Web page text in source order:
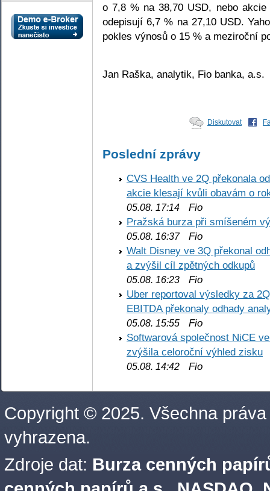
o 7,8 % na 38,70 USD, nebo
odepisují 6,7 % na 27,10 USD.
pokles výnosů o 15 % a meziroční
Jan Raška, analytik, Fio banka, a.s.
Diskutovat
Poslední zprávy
CVS Health ve 2Q překonala
akcie klesají kvůli obavám o
05.08. 17:14 Fio
Pražská burza při smíšeném
05.08. 16:37Fio
Walt Disney ve 3Q překonal
a zvýšil cíl zpětných odkupů
05.08. 16:23 Fio
Uber reportoval výsledky za
EBITDA překonaly odhady
05.08. 15:55 Fio
Softwarová společnost NiCE
zvýšila celoroční výhled zisku
05.08. 14:42 Fio
Copyright © 2025. Všechna práva
vyhrazena.
Zdroje dat: Burza cenných